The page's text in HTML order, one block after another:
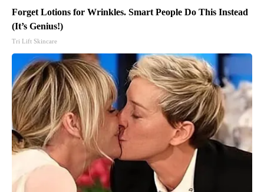
Forget Lotions for Wrinkles. Smart People Do This Instead
(It’s Genius!)
Tri Lift Skincare